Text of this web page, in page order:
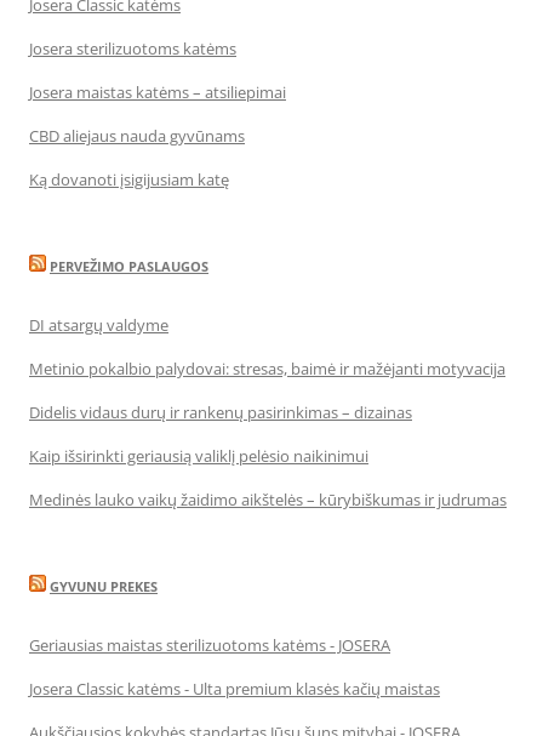
Josera Classic katėms
Josera sterilizuotoms katėms
Josera maistas katėms – atsiliepimai
CBD aliejaus nauda gyvūnams
Ką dovanoti įsigijusiam katę
PERVEŽIMO PASLAUGOS
DI atsargų valdyme
Metinio pokalbio palydovai: stresas, baimė ir mažėjanti motyvacija
Didelis vidaus durų ir rankenų pasirinkimas – dizainas
Kaip išsirinkti geriausią valiklį pelėsio naikinimui
Medinės lauko vaikų žaidimo aikštelės – kūrybiškumas ir judrumas
GYVUNU PREKES
Geriausias maistas sterilizuotoms katėms - JOSERA
Josera Classic katėms - Ulta premium klasės kačių maistas